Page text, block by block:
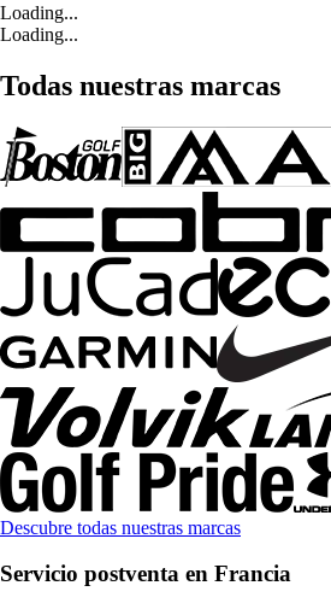
Loading...
Loading...
Todas nuestras marcas
Descubre todas nuestras marcas
Servicio postventa en Francia